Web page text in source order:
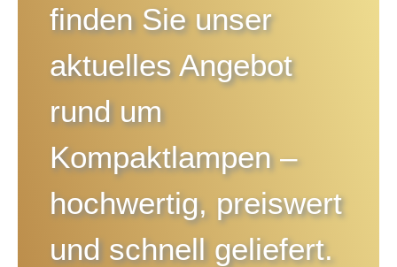
finden Sie unser
aktuelles Angebot
rund um
Kompaktlampen–
hochwertig, preiswert
und schnell geliefert.